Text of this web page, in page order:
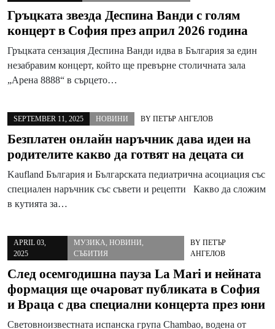
Гръцката звезда Деспина Ванди с голям
концерт в София през април 2026 година
Гръцката сензация Деспина Ванди идва в България за един
незабравим концерт, който ще превърне столичната зала
„Арена 8888“ в сърцето…
SEPTEMBER 11, 2025 НОВИНИ BY ПЕТЪР АНГЕЛОВ
Безплатен онлайн наръчник дава идеи на
родителите какво да готвят на децата си
Kaufland България и Българската педиатрична асоциация със
специален наръчник със съвети и рецепти Какво да сложим
в кутията за…
APRIL 03,
2025
МУЗИКА ,НОВИНИ
СЪБИТИЯ
BYПЕТЪР
АНГЕЛОВ
След осемгодишна пауза La Mari и нейната
формация ще очароват публиката в София
и Враца с два специални концерта през юни
Световноизвестната испанска група Chambao, водена от